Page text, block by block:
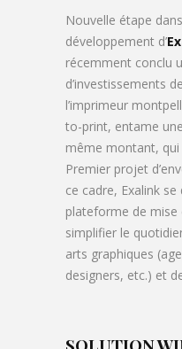
Nouvelle étape
développement d’
récemment conclu
d’investissements
l’imprimeur
to-print, entame
même montant,
Premier projet
ce cadre, Exalink
plateforme de mise
simplifier le
arts graphiques
designers, etc.) et